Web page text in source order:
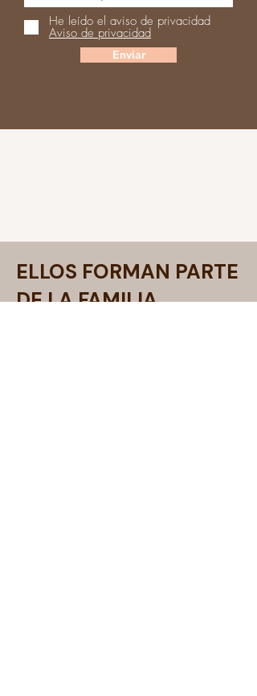
He leído el aviso de privacidad
Aviso de privacidad
Enviar
ELLOS FORMAN PARTE
DE LA FAMILIA